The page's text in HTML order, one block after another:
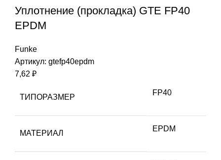
Уплотнение (прокладка) GTE FP40
EPDM
Funke
Артикул: gtefp40epdm
7,62 ₽
ТИПОРАЗМЕР
FP40
МАТЕРИАЛ
EPDM